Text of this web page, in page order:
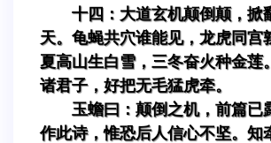
十四：大道玄机颠倒颠，掀
天。龟蝇共穴谁能见，龙虎同宫
夏高山生白雪，三冬奋火种金莲
诸君子，好把无毛猛虎牵。
玉蟾曰：颠倒之机，前篇已
作此诗，惟恐后人信心不坚。知